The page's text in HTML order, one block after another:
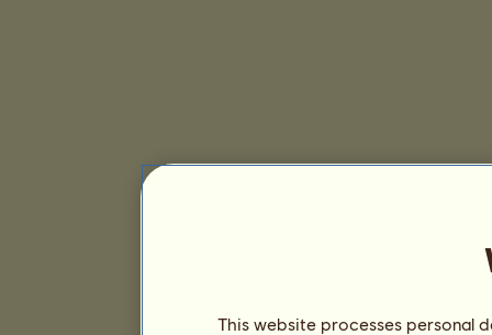
This website processes personal